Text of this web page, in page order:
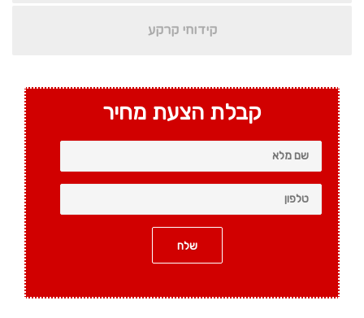
קידוחי קרקע
קבלת הצעת מחיר